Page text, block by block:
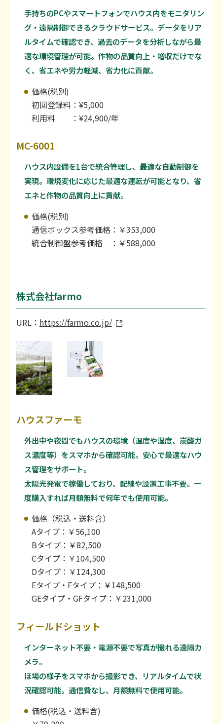
手持ちのPCやスマートフォンでハウス内をモニタリン
グ・遠隔制御できるクラウドサービス。データをリア
ルタイムで確認でき、過去のデータを分析しながら最
適な環境管理が可能。作物の品質向上・増収だけでな
く、省エネや労力軽減、省力化に貢献。
価格(税別)
初回登録料：¥5,000
利用料 ：¥24,900/年
MC-6001
ハウス内設備を1台で統合管理し、最適な自動制御を
実現。環境変化に応じた最適な運転が可能となり、省
エネと作物の品質向上に貢献。
価格(税別)
通信ボックス参考価格：￥353,000
統合制御盤参考価格 ：￥588,000
株式会社farmo
URL： https://farmo.co.jp/
ハウスファーモ
外出中や夜間でもハウスの環境（温度や湿度、炭酸ガ
ス濃度等）をスマホから確認可能。安心で最適なハウ
ス管理をサポート。
太陽光発電で稼働しており、配線や設置工事不要。一
度購入すれば月額無料で何年でも使用可能。
価格（税込・送料含）
Aタイプ：￥56,100
Bタイプ：￥82,500
Cタイプ：￥104,500
Dタイプ：￥124,300
Eタイプ・Fタイプ：￥148,500
GEタイプ・GFタイプ：￥231,000
フィールドショット
インターネット不要・電源不要で写真が撮れる遠隔カ
メラ。
ほ場の様子をスマホから撮影でき、リアルタイムで状
況確認可能。通信費なし、月額無料で使用可能。
価格(税込・送料含)